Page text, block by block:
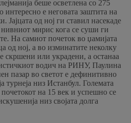
беше осветлена со 275
е неговата заштита на
Јајцата од ној ги ставил насекаде
мирис кога се суши ги
На самиот почеток во џамијата
од ној, а во изминатите неколку
скршени или украдени, а останаа
водич на РИНУ, Паулина
пазар во светот е дефинитивно
турнеја низ Истанбул. Големата
на 15 век и успешно се
низ својата долга